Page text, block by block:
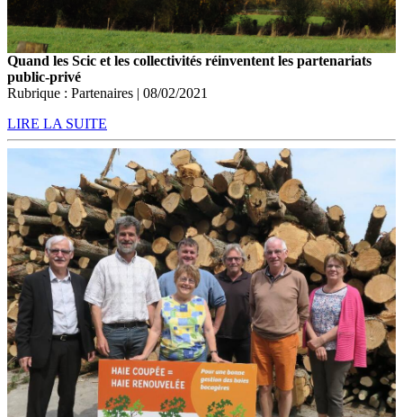
Quand les Scic et les collectivités réinventent les partenariats
public-privé
Rubrique : Partenaires | 08/02/2021
LIRE LA SUITE